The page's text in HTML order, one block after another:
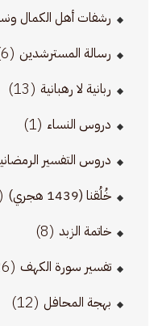
رشفات أهل الكمال
رسالة المسترشدين (6)
ربانية لا رهبانية (13)
دروس النساء (1)
دروس التفسير
خُلُقنا (1439 هجري)
خاتمة الزبد (8)
تفسير سورة الكهف (26)
بهجة المحافل (12)